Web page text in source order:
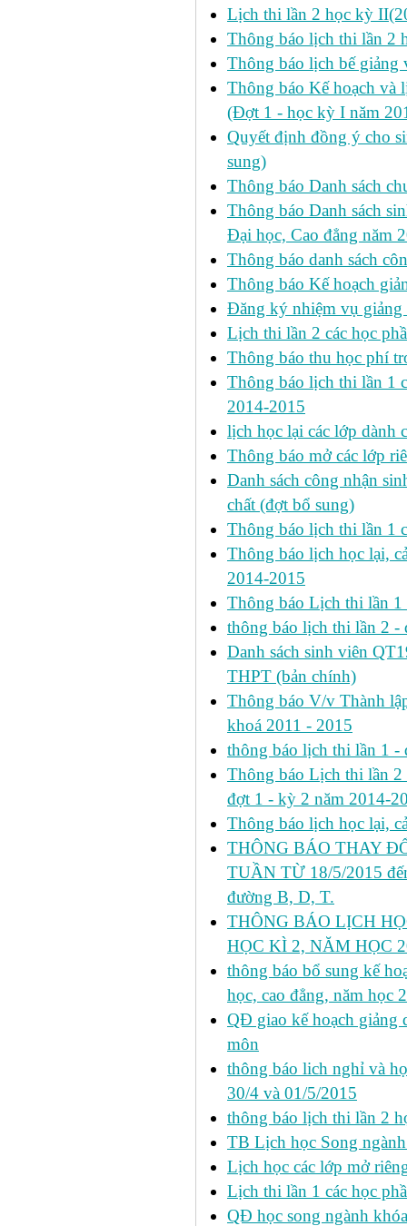
Lịch thi lần 2 học kỳ
Thông báo lịch thi lần 2
Thông báo lịch bế giảng
Thông báo Kế hoạch
(Đợt 1 - học kỳ I năm
Quyết định đồng ý cho
sung)
Thông báo Danh sách
Thông báo Danh sách
Đại học, Cao đẳng năm
Thông báo danh sách
Thông báo Kế hoạch
Đăng ký nhiệm vụ giảng
Lịch thi lần 2 các học
Thông báo thu học phí
Thông báo lịch thi lần 1
2014-2015
lịch học lại các lớp dành
Thông báo mở các lớp
Danh sách công nhận
chất (đợt bổ sung)
Thông báo lịch thi lần 1
Thông báo lịch học lại,
2014-2015
Thông báo Lịch thi lần
thông báo lịch thi lần 2 -
Danh sách sinh viên
THPT (bản chính)
Thông báo V/v Thành
khoá 2011 - 2015
thông báo lịch thi lần 1 -
Thông báo Lịch thi lần 2
đợt 1 - kỳ 2 năm 2014-
Thông báo lịch học lại,
THÔNG BÁO THAY
TUẦN TỪ 18/5/2015
đường B, D, T.
THÔNG BÁO LỊCH
HỌC KÌ 2, NĂM HỌC
thông báo bổ sung kế
học, cao đẳng, năm học
QĐ giao kế hoạch giảng
môn
thông báo lich nghỉ và
30/4 và 01/5/2015
thông báo lịch thi lần 2
TB Lịch học Song
Lịch học các lớp mở
Lịch thi lần 1 các học
QĐ học song ngành